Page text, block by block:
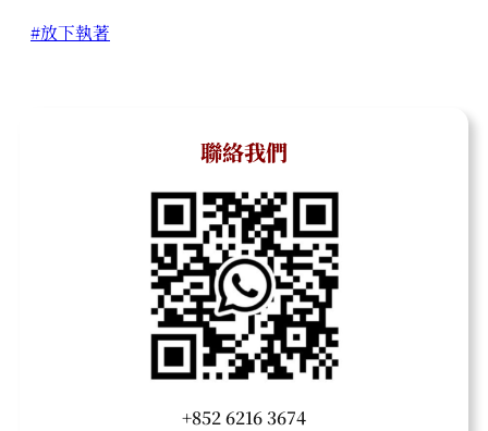
#放下執著
聯絡我們
+852 6216 3674